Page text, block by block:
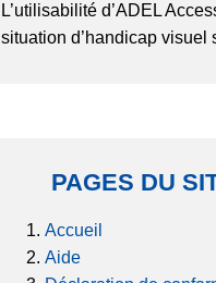
L’utilisabilité d’ADEL
situation d’handicap
PAGES DU
Accueil
Aide